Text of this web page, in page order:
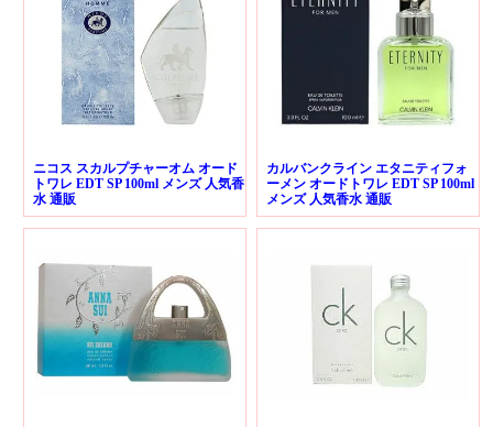
ニコス スカルプチャーオム オード
トワレ EDT SP 100ml メンズ 人気香
水 通販
カルバンクライン エタニティフォ
ーメン オードトワレ EDT SP 100ml
メンズ 人気香水 通販